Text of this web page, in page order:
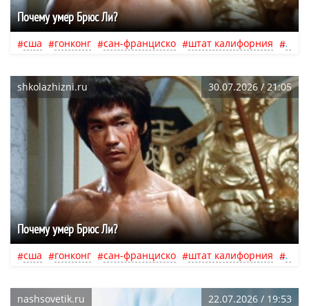
Почему умер Брюс Ли?
сша гонконг сан-франциско штат калифорния
shkolazhizni.ru 30.07.2026 / 21:05
Почему умер Брюс Ли?
сша гонконг сан-франциско штат калифорния
nashsovetik.ru 22.07.2026 / 19:53